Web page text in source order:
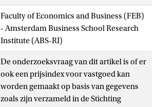
Faculty of Economics and Business (FEB)
- Amsterdam Business School Research
Institute (ABS-RI)
De onderzoeksvraag van dit artikel is of er
ook een prijsindex voor vastgoed kan
worden gemaakt op basis van gegevens
zoals zijn verzameld in de Stichting